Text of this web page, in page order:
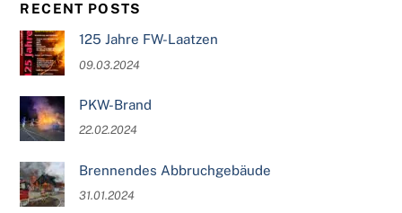
RECENT POSTS
125 Jahre FW-Laatzen
09.03.2024
PKW-Brand
22.02.2024
Brennendes Abbruchgebäude
31.01.2024